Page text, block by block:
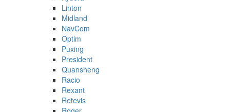
Linton
Midland
NavCom
Optim
Puxing
President
Quansheng
Racio
Rexant
Retevis